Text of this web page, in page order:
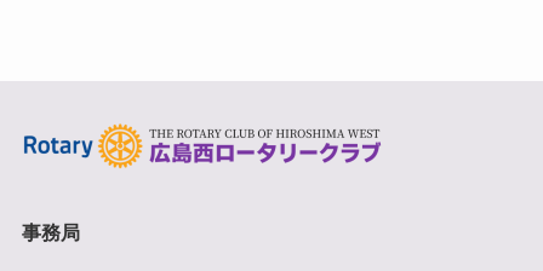
事務局